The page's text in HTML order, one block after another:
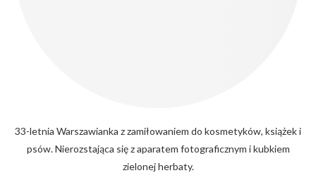
33-letnia Warszawianka z zamiłowaniem do kosmetyków, książek i
psów. Nierozstająca się z aparatem fotograficznym i kubkiem
zielonej herbaty.